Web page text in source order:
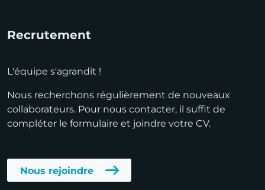
Recrutement
L'équipe s'agrandit !
Nous recherchons régulièrement de nouveaux
collaborateurs. Pour nous contacter, il suffit de
compléter le formulaire et joindre votre CV.
Nous rejoindre